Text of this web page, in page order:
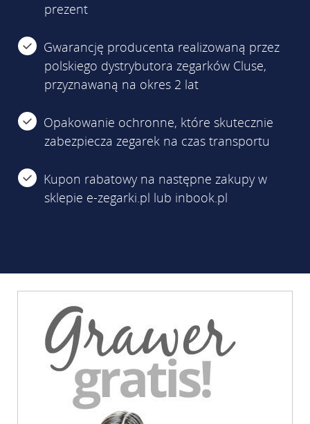
prezent
Gwarancję producenta realizowaną przez
polskiego dystrybutora zegarków Cluse,
przyznawaną na okres 2 lat
Opakowanie ochronne, które skutecznie
zabezpiecza zegarek na czas transportu
Kupon rabatowy na następne zakupy w
sklepie e-zegarki.pl lub inbook.pl